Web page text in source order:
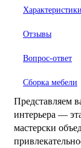
Характеристики
Отзывы
Вопрос-ответ
Сборка мебели
Представляем
интерьера —
мастерски